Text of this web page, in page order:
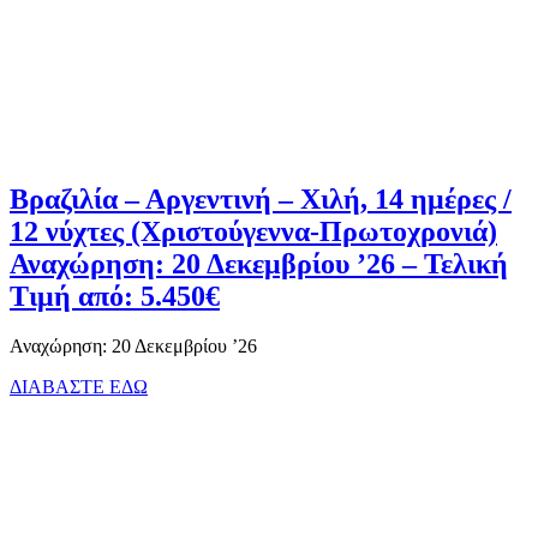
Βραζιλία – Αργεντινή – Χιλή, 14 ημέρες /
12 νύχτες (Χριστούγεννα-Πρωτοχρονιά)
Αναχώρηση: 20 Δεκεμβρίου ’26 – Τελική
Τιμή από: 5.450€
Αναχώρηση: 20 Δεκεμβρίου ’26
ΔΙΑΒΑΣΤΕ ΕΔΩ